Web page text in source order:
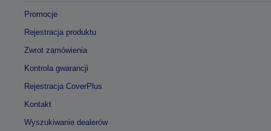
Promocje
Rejestracja produktu
Zwrot zamówienia
Kontrola gwarancji
Rejestracja CoverPlus
Kontakt
Wyszukiwanie dealerów